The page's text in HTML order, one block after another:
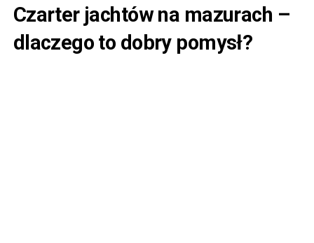
Czarter jachtów na mazurach –
dlaczego to dobry pomysł?